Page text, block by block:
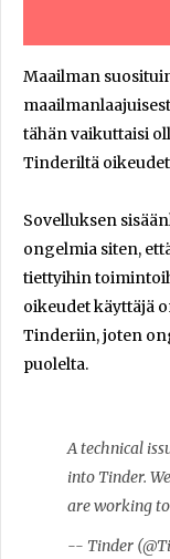
Maailman
tähän vaikuttaisi
Tinderiltä
Sovelluksen
ongelmia siten,
tiettyihin
oikeudet käyttäjä
Tinderiin, joten
puolelta.
A technical
into Tinder.
are working
-- Tinder